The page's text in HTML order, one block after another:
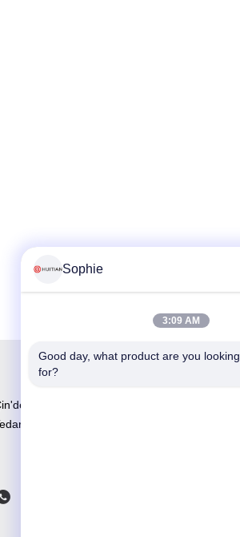
En Büyük Ar-Ge ve Üretim Yapıştırıcı
Sophie
3:09 AM
Good day, what product are you looking
for?